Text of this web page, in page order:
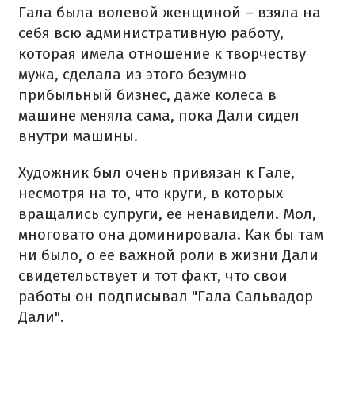
Гала была волевой женщиной – взяла на
себя всю административную работу,
которая имела отношение к творчеству
мужа, сделала из этого безумно
прибыльный бизнес, даже колеса в
машине меняла сама, пока Дали сидел
внутри машины.
Художник был очень привязан к Гале,
несмотря на то, что круги, в которых
вращались супруги, ее ненавидели. Мол,
многовато она доминировала. Как бы там
ни было, о ее важной роли в жизни Дали
свидетельствует и тот факт, что свои
работы он подписывал "Гала Сальвадор
Дали".